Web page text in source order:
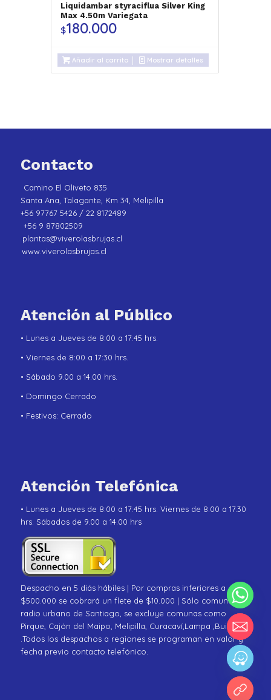
Liquidambar styraciflua Silver King
Max 4.50m Variegata
$180.000
Añadir al carrito Mostrar detalles
Contacto
Camino El Oliveto 835
Santa Ana, Talagante, Km 34, Melipilla
+56 97767 5426 / 22 8172489
+56 9 87802509
plantas@viverolasbrujas.cl
www.viverolasbrujas.cl
Atención al Público
• Lunes a Jueves de 8:00 a 17:45 hrs.
• Viernes de 8:00 a 17:30 hrs.
• Sábado 9.00 a 14.00 hrs.
• Domingo Cerrado
• Festivos: Cerrado
Atención Telefónica
• Lunes a Jueves de 8:00 a 17:45 hrs. Viernes de 8.00 a 17.30
hrs. Sábados de 9.00 a 14.00 hrs
Despacho en 5 diás hábiles | Por compras inferiores a
$500.000 se cobrará un flete de $10.000 | Sólo comunas de
radio urbano de Santiago, se excluye comunas como
Pirque, Cajón del Maipo, Melipilla, Curacaví,Lampa ,Buin
.Todos los despachos a regiones se programan en valor y
fecha previo contacto telefónico.
chaty